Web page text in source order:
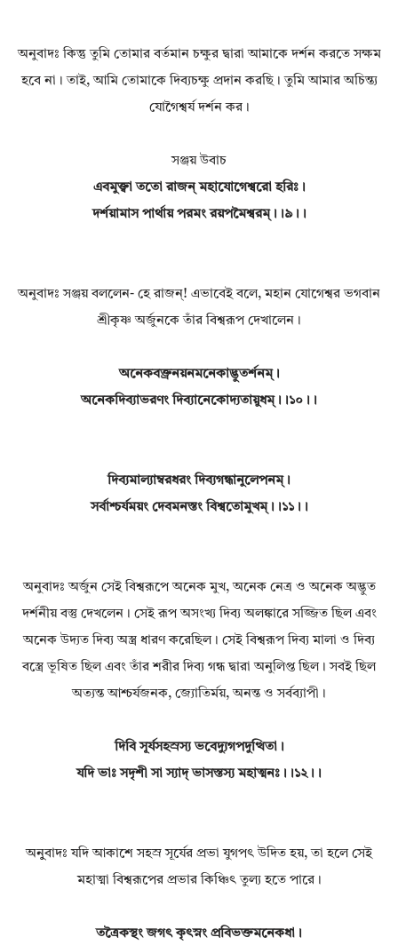
অনুবাদঃ কিন্তু তুমি তোমার বর্তমান চক্ষুর দ্বারা আমাকে দর্শন করতে সক্ষম
হবে না। তাই, আমি তোমাকে দিব্যচক্ষু প্রদান করছি। তুমি আমার অচিন্ত্য
যোগৈশ্বর্য দর্শন কর।
সঞ্জয় উবাচ
এবমুক্ত্বা ততো রাজন্ মহাযোগেশ্বরো হরিঃ।
দর্শয়ামাস পার্থায় পরমং রয়পমৈশ্বরম্।।৯।।
অনুবাদঃ সঞ্জয় বললেন- হে রাজন্! এভাবেই বলে, মহান যোগেশ্বর ভগবান
শ্রীকৃষ্ণ অর্জুনকে তাঁর বিশ্বরূপ দেখালেন।
অনেকবক্ত্রনয়নমনেকাদ্ভুতর্শনম্।
অনেকদিব্যাভরণং দিব্যানেকোদ্যতায়ুধম্।।১০।।
দিব্যমাল্যাম্বরধরং দিব্যগন্ধানুলেপনম্।
সর্বাশ্চর্যময়ং দেবমনস্তং বিশ্বতোমুখম্।।১১।।
অনুবাদঃ অর্জুন সেই বিশ্বরূপে অনেক মুখ, অনেক নেত্র ও অনেক অদ্ভুত
দর্শনীয় বস্তু দেখলেন। সেই রূপ অসংখ্য দিব্য অলঙ্কারে সজ্জিত ছিল এবং
অনেক উদ্যত দিব্য অস্ত্র ধারণ করেছিল। সেই বিশ্বরূপ দিব্য মালা ও দিব্য
বস্ত্রে ভূষিত ছিল এবং তাঁর শরীর দিব্য গন্ধ দ্বারা অনুলিপ্ত ছিল। সবই ছিল
অত্যন্ত আশ্চর্যজনক, জ্যোতির্ময়, অনন্ত ও সর্বব্যাপী।
দিবি সূর্যসহস্রস্য ভবেদ্যুগপদুত্থিতা।
যদি ভাঃ সদৃশী সা স্যাদ্ ভাসস্তস্য মহাত্মনঃ।।১২।।
অনুুবাদঃ যদি আকাশে সহস্র সূর্যের প্রভা যুগপৎ উদিত হয়, তা হলে সেই
মহাত্মা বিশ্বরূপের প্রভার কিঞ্চিৎ তুল্য হতে পারে।
তত্রৈকস্থং জগৎ কৃৎস্নং প্রবিভক্তমনেকধা।